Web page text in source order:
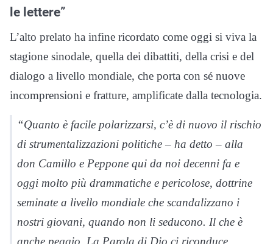
le lettere”
L’alto prelato ha infine ricordato come oggi si viva la
stagione sinodale, quella dei dibattiti, della crisi e del
dialogo a livello mondiale, che porta con sé nuove
incomprensioni e fratture, amplificate dalla tecnologia.
“Quanto è facile polarizzarsi, c’è di nuovo il rischio
di strumentalizzazioni politiche – ha detto – alla
don Camillo e Peppone qui da noi decenni fa e
oggi molto più drammatiche e pericolose, dottrine
seminate a livello mondiale che scandalizzano i
nostri giovani, quando non li seducono. Il che è
anche peggio. La Parola di Dio ci riconduce